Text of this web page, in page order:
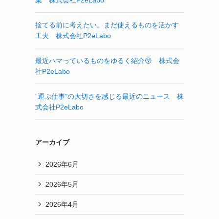
捨てる前に考えたい。まだ使えるものを活かす
工夫 株式会社P2eLabo
最近ハマっているものをゆるく紹介😚 株式会
社P2eLabo
“運ぶ仕事”の大切さを感じる最近のニュース 株
式会社P2eLabo
アーカイブ
2026年6月
2026年5月
2026年4月